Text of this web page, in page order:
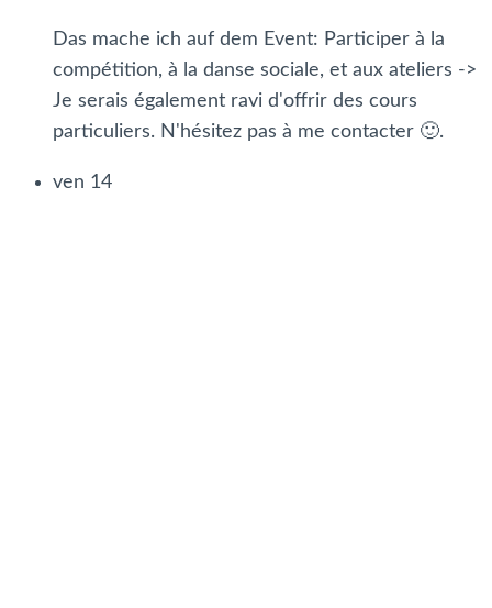
Das mache ich auf dem Event: Participer à la
compétition, à la danse sociale, et aux ateliers ->
Je serais également ravi d'offrir des cours
particuliers. N'hésitez pas à me contacter 🙂.
ven 14